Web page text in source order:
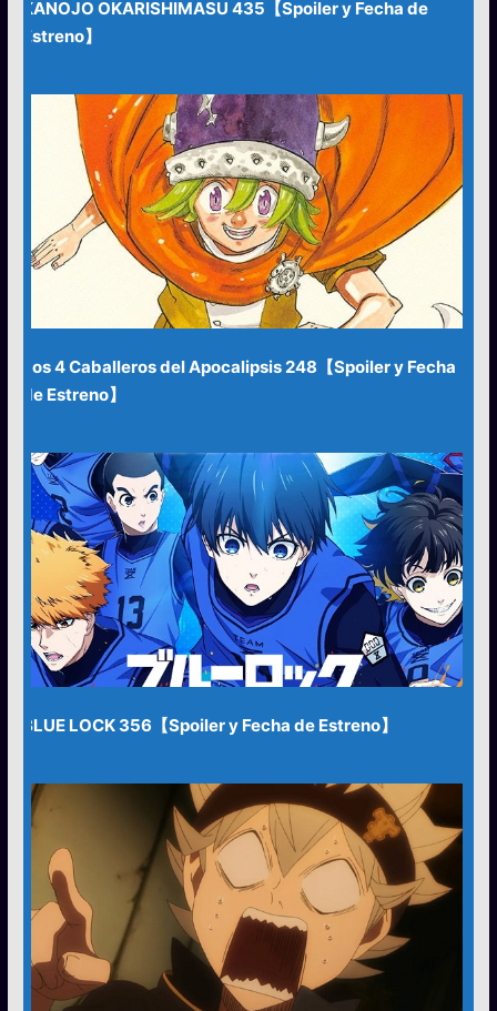
KANOJO OKARISHIMASU 435【Spoiler y Fecha de
Estreno】
Los 4 Caballeros del Apocalipsis 248【Spoiler y Fecha
de Estreno】
BLUE LOCK 356【Spoiler y Fecha de Estreno】